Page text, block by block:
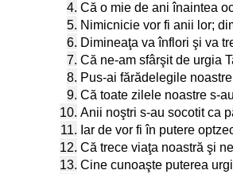
4. Că o mie de ani înaintea
5. Nimicnicie vor fi anii lor;
6. Dimineaţa va înflori şi va
7. Că ne-am sfârşit de urgia
8. Pus-ai fărădelegile
9. Că toate zilele noastre s-
10. Anii noştri s-au socotit ca
11. Iar de vor fi în putere
12. Că trece viaţa noastră şi
13. Cine cunoaşte puterea